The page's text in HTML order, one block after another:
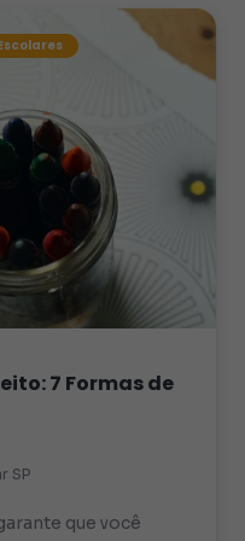
7 Formas de
SP
que você